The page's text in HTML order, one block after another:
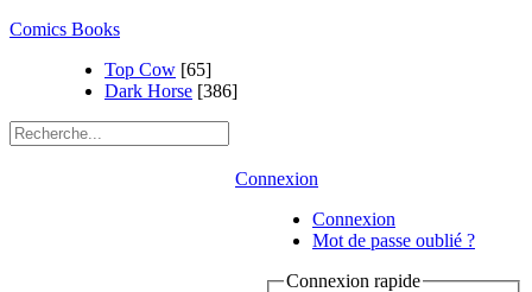
Comics Books
Top Cow [65]
Dark Horse [386]
Connexion
Connexion
Mot de passe oublié ?
Connexion rapide